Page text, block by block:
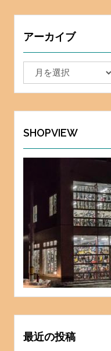
アーカイブ
カ
SHOPVIEW
最近の投稿